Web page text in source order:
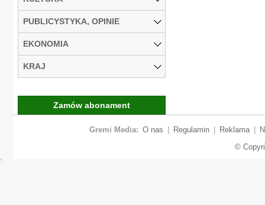
PUBLICYSTYKA, OPINIE
EKONOMIA
KRAJ
Zamów abonament
Gremi Media: O nas Regulamin Reklama
©